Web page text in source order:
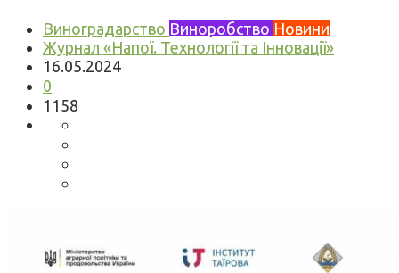
Виноградарство Виноробство Новини
Журнал «Напої. Технології та Інновації»
16.05.2024
0
1158